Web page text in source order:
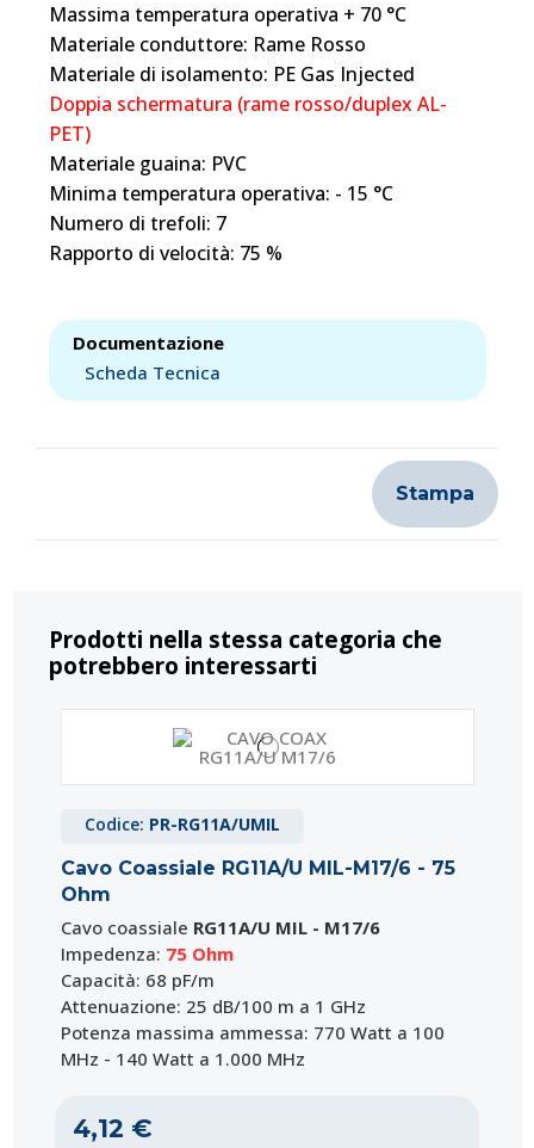
Massima temperatura operativa + 70 °C
Materiale conduttore: Rame Rosso
Materiale di isolamento: PE Gas Injected
Doppia schermatura (rame rosso/duplex AL-
PET)
Materiale guaina: PVC
Minima temperatura operativa: - 15 °C
Numero di trefoli: 7
Rapporto di velocità: 75 %
Documentazione
Scheda Tecnica
Stampa
Prodotti nella stessa categoria che
potrebbero interessarti
Codice: PR-RG11A/UMIL
Cavo Coassiale RG11A/U MIL-M17/6 - 75
Ohm
Cavo coassiale RG11A/U MIL - M17/6
Impedenza: 75 Ohm
Capacità: 68 pF/m
Attenuazione: 25 dB/100 m a 1 GHz
Potenza massima ammessa: 770 Watt a 100
MHz - 140 Watt a 1.000 MHz
4,12 €